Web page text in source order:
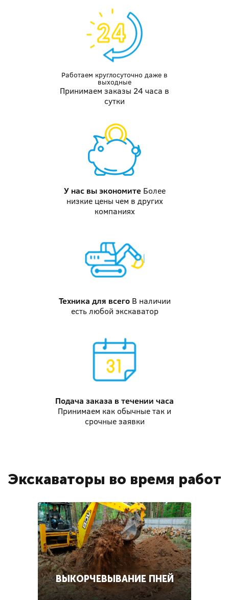
Работаем круглосуточно даже в
выходные
Принимаем заказы 24 часа в
сутки
У нас выэкономите Более
низкие цены чем в других
компаниях
Техника для всего В наличии
есть любой экскаватор
Подача заказа в течении часа
Принимаем как обычные так и
срочные заявки
Экскаваторы во время работ
ВЫКОРЧЕВЫВАНИЕ ПНЕЙ